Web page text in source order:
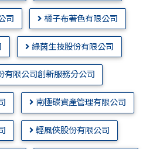
司 橘子布著色有限公司
綠茵生技股份有限公司
有限公司創新服務分公司
南極碳資產管理有限公司
輕風俠股份有限公司